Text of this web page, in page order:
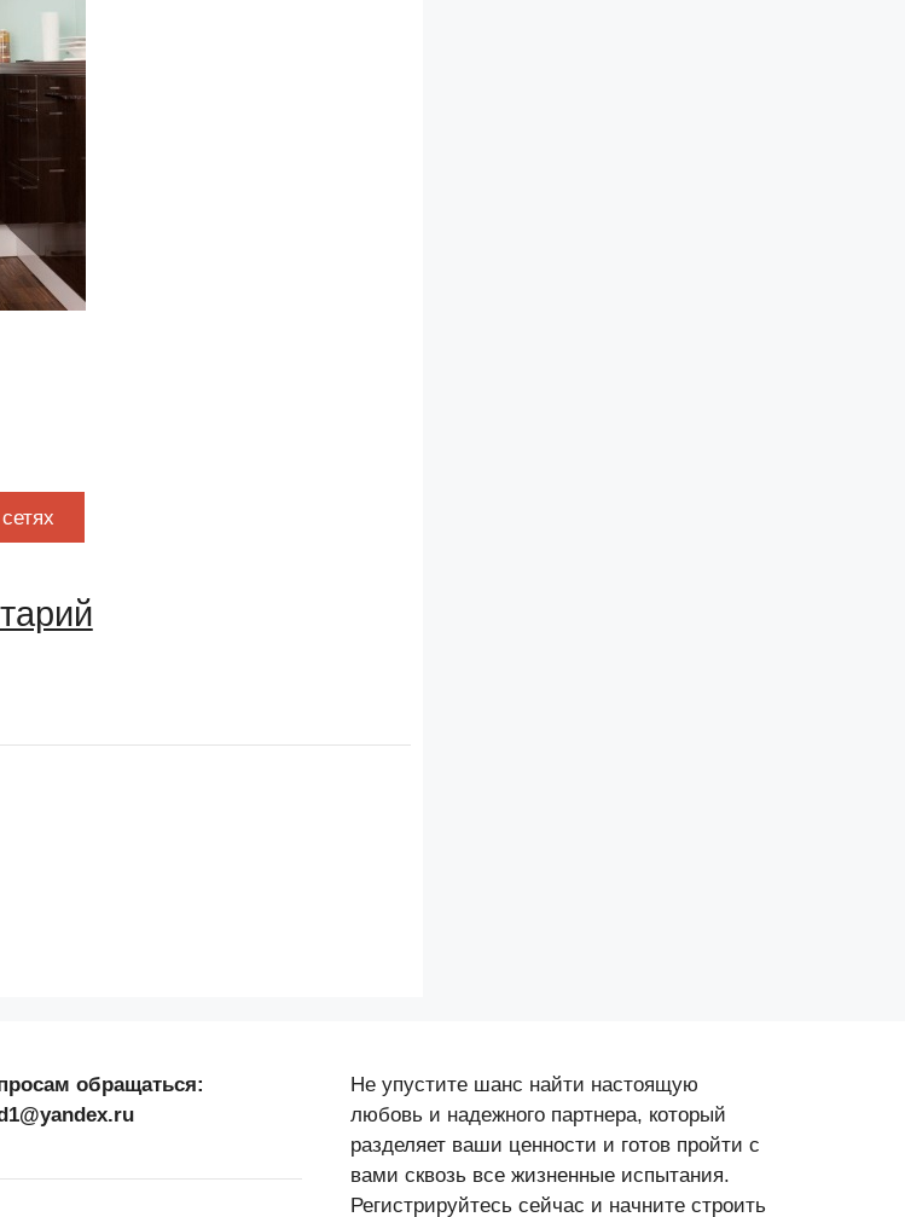
обращаться:
Не упустите шанс найти настоящую
любовь и надежного партнера, который
разделяет ваши ценности и готов пройти с
вами сквозь все жизненные испытания.
Регистрируйтесь сейчас и начните строить